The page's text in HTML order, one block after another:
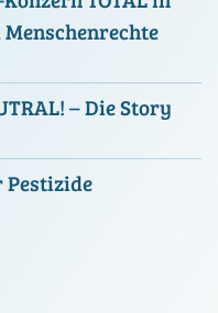
– Die Story